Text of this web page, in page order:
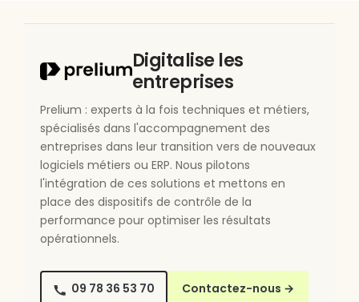
Digitalise les
entreprises
Prelium : experts à la fois techniques et métiers,
spécialisés dans l'accompagnement des
entreprises dans leur transition vers de nouveaux
logiciels métiers ou ERP. Nous pilotons
l'intégration de ces solutions et mettons en
place des dispositifs de contrôle de la
performance pour optimiser les résultats
opérationnels.
09 78 36 53 70 Contactez-nous →